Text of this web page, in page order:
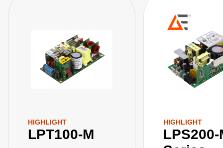
HIGHLIGHT
LPT100-M
HIGHLIGHT
LPS200-